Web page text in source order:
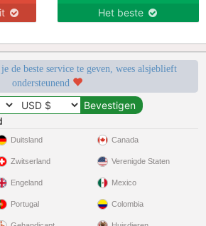
Het beste
de beste service te geven, wees alsjeblieft
ondersteunend
Duitsland
Zwitserland
Engeland
Portugal
Canada
Verenigde Staten
Mexico
Colombia